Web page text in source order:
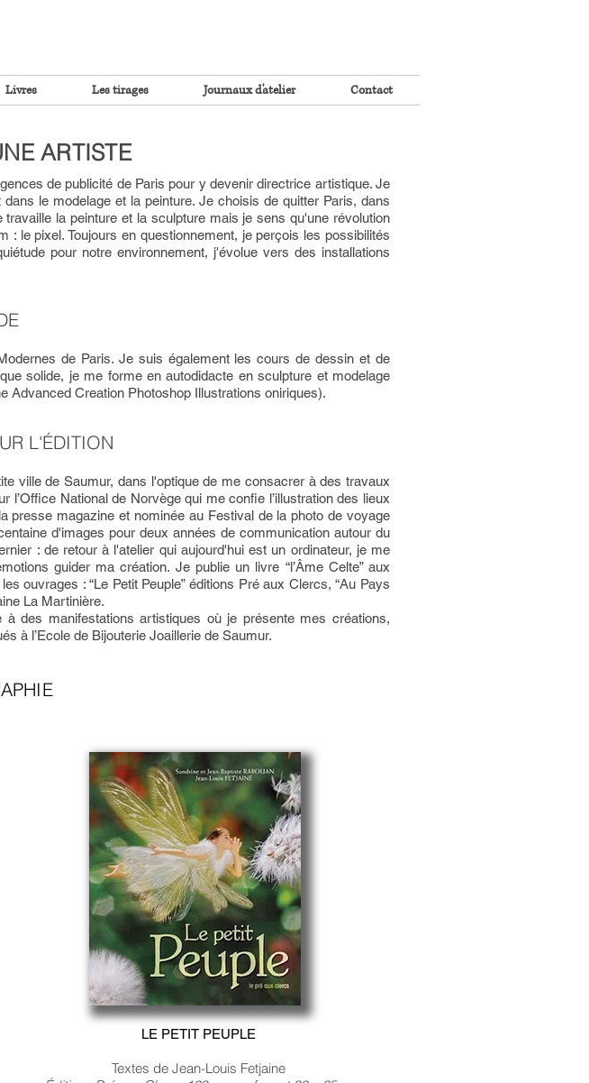
Livres Les tirages Journaux d'atelier Contact
ARTISTE
de publicité de Paris pour y devenir directrice artistique. Je
le modelage et la peinture. Je choisis de quitter Paris, dans
la peinture et la sculpture mais je sens qu'une révolution
le pixel. Toujours en questionnement, je perçois les possibilités
pour notre environnement, j'évolue vers des installations
de Paris. Je suis également les cours de dessin et de
solide, je me forme en autodidacte en sculpture et modelage
Advanced Creation Photoshop Illustrations oniriques).
L'ÉDITION
ville de Saumur, dans l'optique de me consacrer à des travaux
l’Office National de Norvège qui me confie l’illustration des lieux
presse magazine et nominée au Festival de la photo de voyage
d'images pour deux années de communication autour du
: de retour à l'atelier qui aujourd'hui est un ordinateur, je me
guider ma création. Je publie un livre “l’Âme Celte” aux
ouvrages : “Le Petit Peuple” éditions Pré aux Clercs, “Au Pays
La Martinière.
des manifestations artistiques où je présente mes créations,
à l’Ecole de Bijouterie Joaillerie de Saumur.
LE PETIT PEUPLE
Textes de Jean-Louis Fetjaine